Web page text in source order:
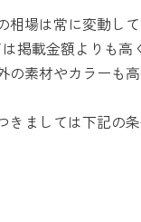
場は常に変動し
掲載金額よりも高
素材やカラーも
きましては下記の